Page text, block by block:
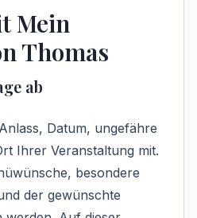
Mein
Thomas
ab
Datum, ungefähre
Ihrer Veranstaltung mit.
besondere
der gewünschte